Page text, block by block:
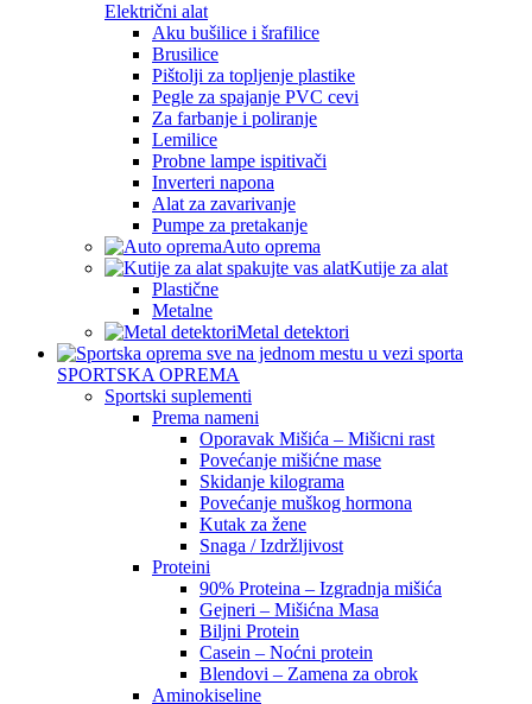
Električni alat
Aku bušilice i šrafilice
Brusilice
Pištolji za topljenje plastike
Pegle za spajanje PVC cevi
Za farbanje i poliranje
Lemilice
Probne lampe ispitivači
Inverteri napona
Alat za zavarivanje
Pumpe za pretakanje
Auto oprema
Kutije za alat
Plastične
Metalne
Metal detektori
SPORTSKA OPREMA
Sportski suplementi
Prema nameni
Oporavak Mišića – Mišicni rast
Povećanje mišićne mase
Skidanje kilograma
Povećanje muškog hormona
Kutak za žene
Snaga / Izdržljivost
Proteini
90% Proteina – Izgradnja mišića
Gejneri – Mišićna Masa
Biljni Protein
Casein – Noćni protein
Blendovi – Zamena za obrok
Aminokiseline